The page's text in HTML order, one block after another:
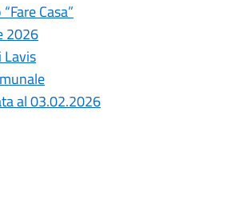
Casa”
2026
Lavis
al 03.02.2026